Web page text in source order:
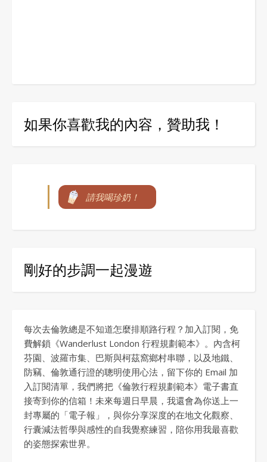
如果你喜歡我的內容，贊助我！
請我喝珍奶！
剛好的步調一起漫遊
每次去倫敦總是不知道怎麼排順路行程？加入訂閱，免
費解鎖《Wanderlust London 行程規劃範本》。內含柯
芬園、波羅市集、巴斯與柯茲窩鄉村串聯，以及地鐵、
防竊、倫敦通行證的聰明使用心法，留下你的 Email 加
入訂閱清單，我們將把《倫敦行程規劃範本》電子書直
接寄到你的信箱！未來每週日早晨，我還會為你送上一
封專屬的「電子報」，與你分享深度的在地文化觀察、
行囊減法哲學與感性的自我覺察練習，陪你用我最喜歡
的姿態探索世界。